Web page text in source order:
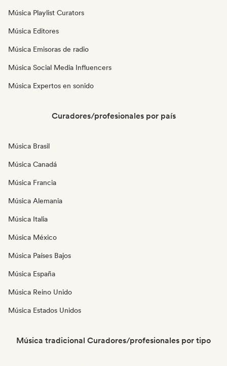
Música Playlist Curators
Música Editores
Música Emisoras de radio
Música Social Media Influencers
Música Expertos en sonido
Curadores/profesionales por país
Música Brasil
Música Canadá
Música Francia
Música Alemania
Música Italia
Música México
Música Países Bajos
Música España
Música Reino Unido
Música Estados Unidos
Música tradicional Curadores/profesionales por tipo